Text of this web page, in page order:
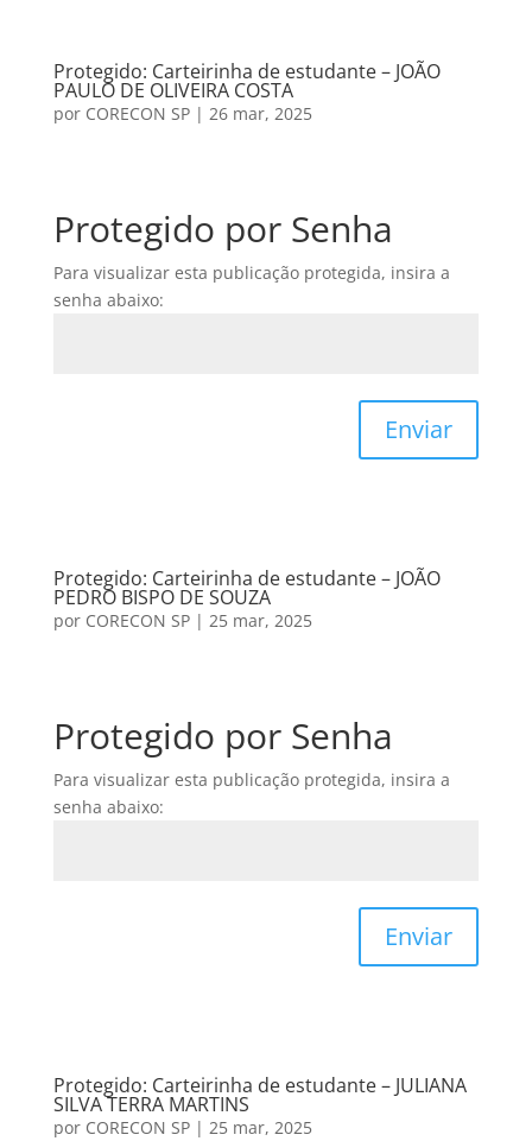
Protegido: Carteirinha de estudante – JOÃO
PAULO DE OLIVEIRA COSTA
por CORECON SP| 26 mar, 2025
Protegido por Senha
Para visualizar esta publicação protegida, insira a
senha abaixo:
Enviar
Protegido: Carteirinha de estudante – JOÃO
PEDRO BISPO DE SOUZA
por CORECON SP| 25 mar, 2025
Protegido por Senha
Para visualizar esta publicação protegida, insira a
senha abaixo:
Enviar
Protegido: Carteirinha de estudante – JULIANA
SILVA TERRA MARTINS
por CORECON SP| 25 mar, 2025